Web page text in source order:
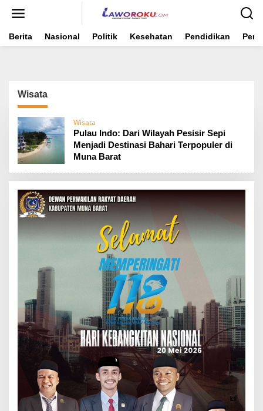
Berita Nasional Politik Kesehatan Pendidikan
Wisata
Wisata
Pulau Indo: Dari Wilayah Pesisir Sepi
Menjadi Destinasi Bahari Terpopuler di
Muna Barat